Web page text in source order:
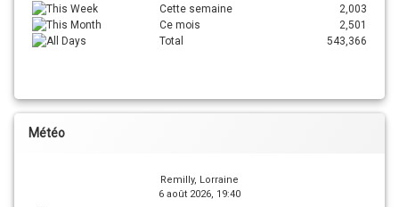
Cette semaine
2,003
Ce mois
2,501
Total
543,366
Météo
Remilly, Lorraine
6 août 2026, 19:40